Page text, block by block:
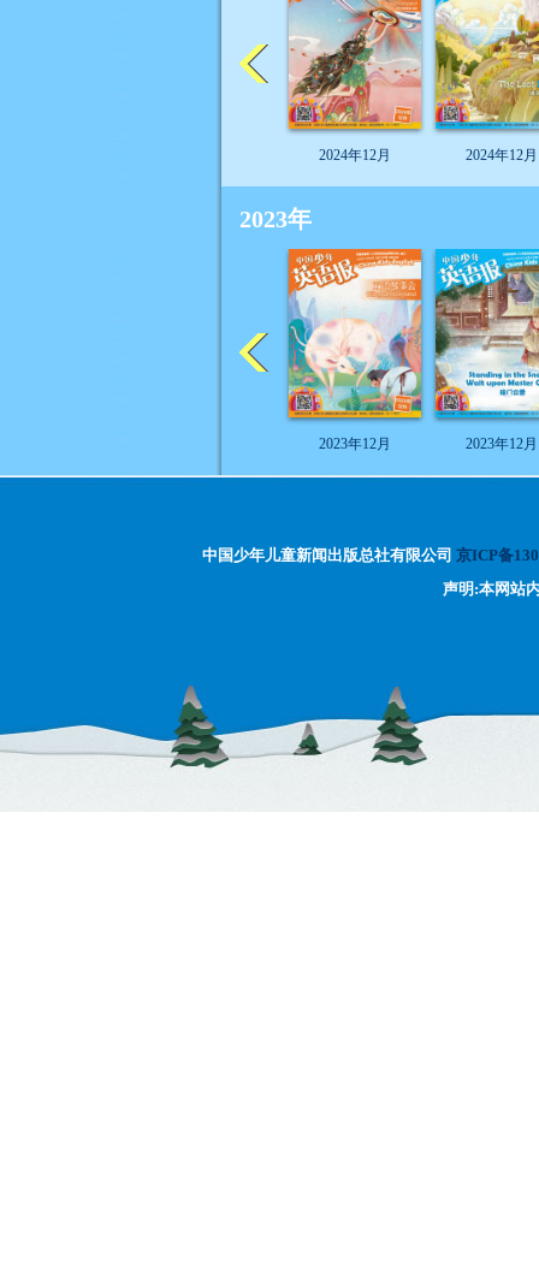
2024年12月 2024年12月
2023年
2023年12月 2023年12月
中国少年儿童新闻出版总社有限公司 京ICP备
声明:本网站